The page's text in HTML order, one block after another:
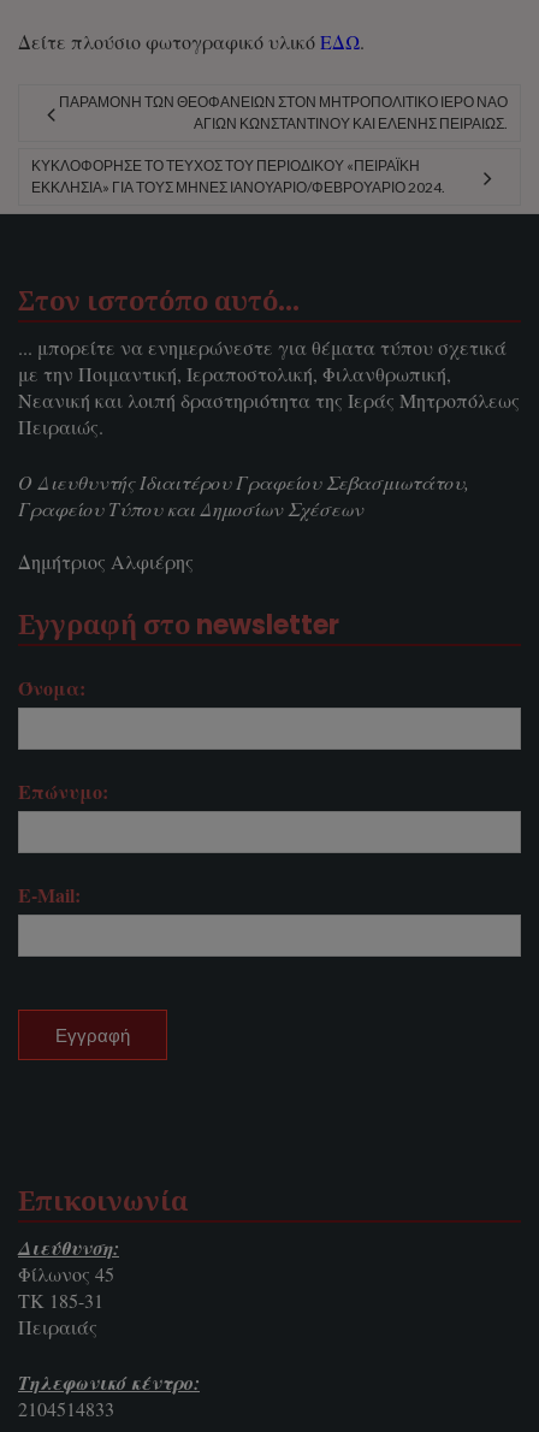
Δείτε πλούσιο φωτογραφικό υλικόΕΔΩ.
ΠΑΡΑΜΟΝΉ ΤΩΝ ΘΕΟΦΑΝΕΊΩΝ ΣΤΟΝ ΜΗΤΡΟΠΟΛΙΤΙΚΌ ΙΕΡΌ ΝΑΌ
ΑΓΊΩΝ ΚΩΝΣΤΑΝΤΊΝΟΥ ΚΑΙ ΕΛΈΝΗΣ ΠΕΙΡΑΙΏΣ.
ΚΥΚΛΟΦΌΡΗΣΕ ΤΟ ΤΕΎΧΟΣ ΤΟΥ ΠΕΡΙΟΔΙΚΟΎ «ΠΕΙΡΑΪΚΉ
ΕΚΚΛΗΣΊΑ» ΓΙΑ ΤΟΥΣ ΜΉΝΕΣ ΙΑΝΟΥΆΡΙΟ/ΦΕΒΡΟΥΆΡΙΟ 2024.
Στον ιστοτόπο αυτό…
... μπορείτε να ενημερώνεστε για θέματα τύπου σχετικά
με την Ποιμαντική, Ιεραποστολική, Φιλανθρωπική,
Νεανική και λοιπή δραστηριότητα της Ιεράς Μητροπόλεως
Πειραιώς.
Ο Διευθυντής Ιδιαιτέρου Γραφείου Σεβασμιωτάτου,
Γραφείου Τύπου και Δημοσίων Σχέσεων
Δημήτριος Αλφιέρης
Εγγραφή στο newsletter
Όνομα:
Επώνυμο:
E-Mail:
Επικοινωνία
Διεύθυνση:
Φίλωνος 45
ΤΚ 185-31
Πειραιάς
Τηλεφωνικό κέντρο:
2104514833